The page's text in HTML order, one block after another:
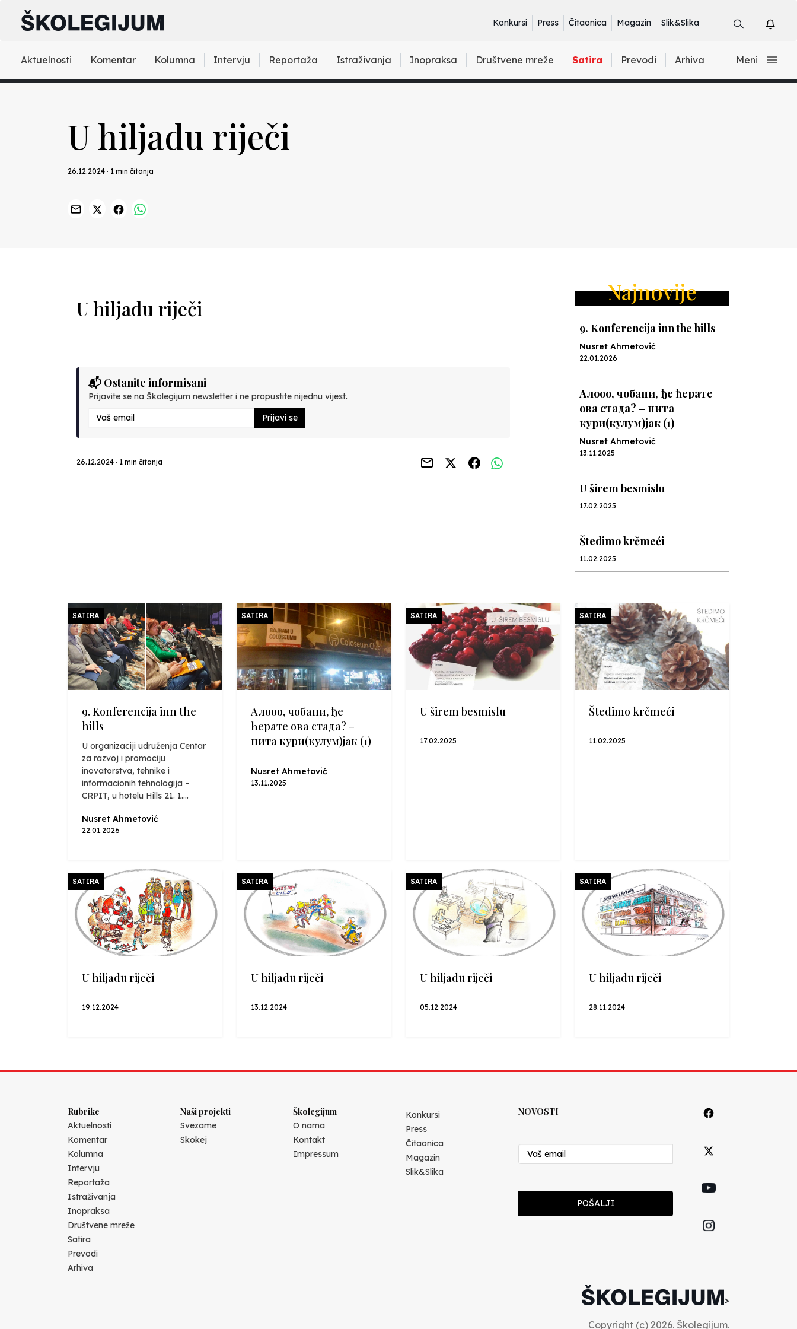
Konkursi Press Čitaonica Magazin Slik&Slika
Aktuelnosti Komentar Kolumna Intervju Reportaža Istraživanja Inopraksa Društvene mreže Satira Prevodi Arhiva Meni
U hiljadu riječi
26.12.2024 · 1 min čitanja
U hiljadu riječi
📬 Ostanite informisani
Prijavite se na Školegijum newsletter i ne propustite nijednu vijest.
Prijavi se
26.12.2024 · 1 min čitanja
Najnovije
9. Konferencija inn the hills
Nusret Ahmetović
22.01.2026
Алооо, чобани, ђе ћерате
ова стада? – пита
кури(кулум)јак (1)
Nusret Ahmetović
13.11.2025
U širem besmislu
17.02.2025
Štedimo krčmeći
11.02.2025
19.12.2024
U hiljadu riječi
13.12.2024
05.12.2024
SATIRA
9. Konferencija inn the
hills
U organizaciji udruženja Centar
za razvoj i promociju
inovatorstva, tehnike i
informacionih tehnologija –
CRPIT, u hotelu Hills 21. 1....
Nusret Ahmetović
22.01.2026
SATIRA
Алооо, чобани, ђе
ћерате ова стада? –
пита кури(кулум)јак (1)
Nusret Ahmetović
13.11.2025
SATIRA
U širem besmislu
17.02.2025
SATIRA
Štedimo krčmeći
11.02.2025
SATIRA
U hiljadu riječi
19.12.2024
SATIRA
U hiljadu riječi
13.12.2024
SATIRA
U hiljadu riječi
05.12.2024
SATIRA
U hiljadu riječi
28.11.2024
Rubrike
Aktuelnosti
Komentar
Kolumna
Intervju
Reportaža
Istraživanja
Inopraksa
Društvene mreže
Satira
Prevodi
Arhiva
Naši projekti
Svezame
Skokej
Školegijum
O nama
Kontakt
Impressum
Konkursi
Press
Čitaonica
Magazin
Slik&Slika
NOVOSTI
POŠALJI
>
Copyright (c) 2026. Školegijum.